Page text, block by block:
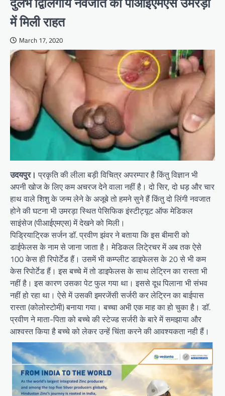
में मिली राहत
March 17, 2020
उदयपुर। प्रकृति की लीला बड़ी विचित्र अपरम्पार है किंतु विज्ञान भी
अपनी खोज के लिए कम अचरज देने वाला नहीं है। दो सिर, दो धड़ और चार
हाथ वाले शिशु के जन्म लेने के अजूबे तो हमने सुने हैं किंतु दो लिंगी नवजात
होने की घटना भी उमरड़ा स्थित पेसिफिक इंस्टीट्यूट ऑफ मेडिकल
साइंसेज (पीआईएमएस) में देखने को मिली।
पिड्रियाट्रिक सर्जन डॉ. प्रवीण झंवर ने बताया कि इस बीमारी को
डाईफेलस के नाम से जाना जाता है। मेडिकल लिटे्रचर में अब तक ऐसे
100 केस ही रिपोर्टेड हैं। उसमें भी कम्प्लीट डाइफेलस के 20 से भी कम
केस रिपोर्टेड हैं। इस बच्चे में तो डाइफेलस के साथ लेट्रिन का रास्ता भी
नहीं है। इस कारण उसका पेट फुल गया था। इससे दूध पिलाना भी संभव
नहीं हो रहा था। ऐसे में उसकी इमरजेंसी सर्जरी कर लेट्रिन का बाईपास
रास्ता (कोलोस्टोमी) बनाया गया। बच्चा अभी एक माह का हो चुका है। डॉ.
प्रवीण ने माता-पिता को बच्चे की स्टेज्ड सर्जरी के बारे में समझाया और
आश्वस्त किया है बच्चे को लेकर उन्हें चिंता करने की आवश्यकता नही हैं।